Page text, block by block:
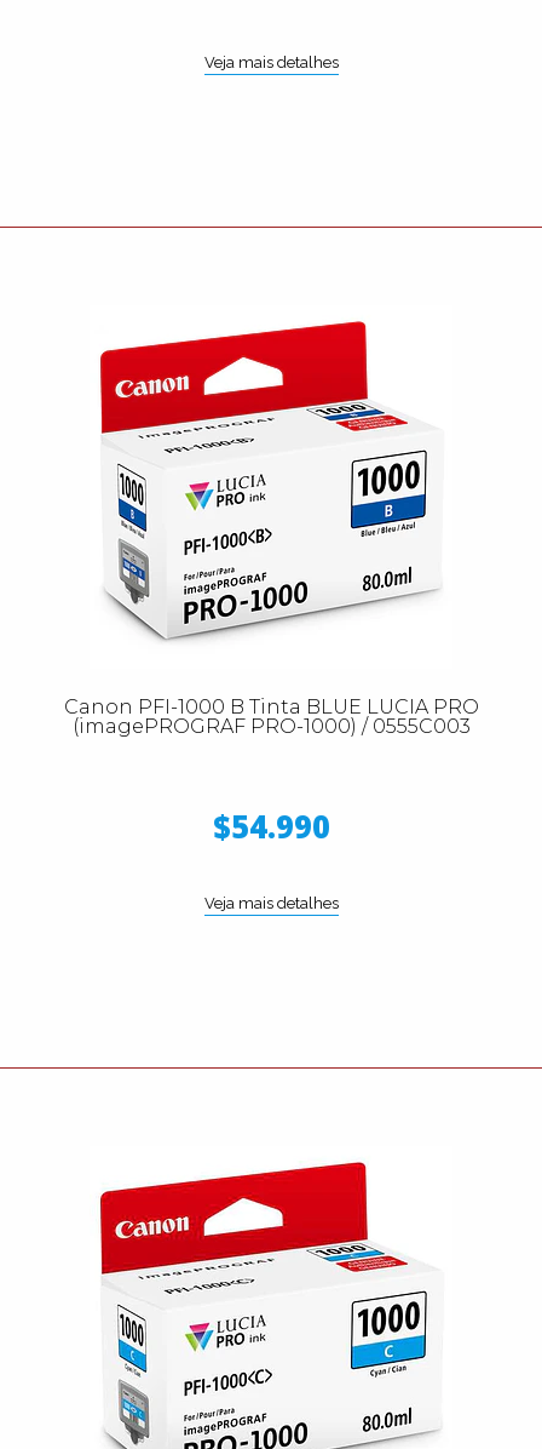
Veja mais detalhes
Canon PFI-1000 B Tinta BLUE LUCIA PRO
(imagePROGRAF PRO-1000) / 0555C003
$54.990
Veja mais detalhes